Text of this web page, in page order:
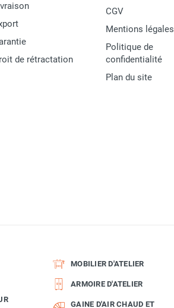
de rétractation
CGV
Mentions légales
Politique de
confidentialité
Plan du site
MOBILIER D'ATELIER
ARMOIRE D'ATELIER
GAINE D'AIR CHAUD ET